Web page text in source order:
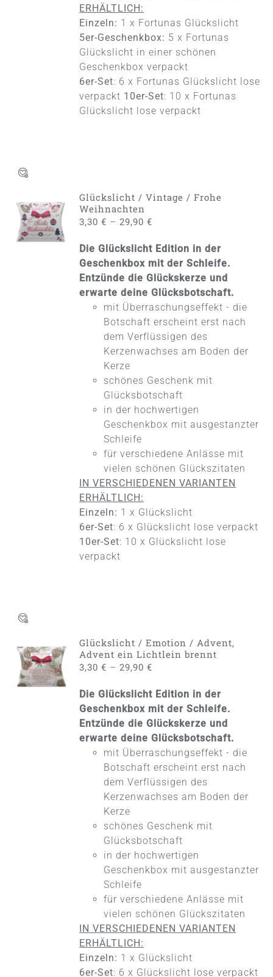
ERHÄLTLICH:
Einzeln: 1 x Fortunas Glückslicht
5er-Geschenkbox: 5 x Fortunas
Glückslicht in einer schönen
Geschenkbox verpackt
6er-Set: 6 x Fortunas Glückslicht lose
verpackt 10er-Set: 10 x Fortunas
Glückslicht lose verpackt
AUSFÜHRUNG
WÄHLEN
DIESES
PRODUKT
MEHRERE
VARIANTEN
PRODUKTSEITE
/
DETAILS
Glückslicht / Vintage / Frohe
Weihnachten
3,30€ –29,90€
Die Glückslicht Edition in der
Geschenkbox mit der Schleife.
Entzünde die Glückskerze und
erwarte deine Glücksbotschaft.
mit Überraschungseffekt - die
Botschaft erscheint erst nach
dem Verflüssigen des
Kerzenwachses am Boden der
Kerze
schönes Geschenk mit
Glücksbotschaft
in der hochwertigen
Geschenkbox mit ausgestanzter
Schleife
für verschiedene Anlässe mit
vielen schönen Glückszitaten
IN VERSCHIEDENEN VARIANTEN
ERHÄLTLICH:
Einzeln: 1 x Glückslicht
6er-Set: 6 x Glückslicht lose verpackt
10er-Set: 10 x Glückslicht lose
verpackt
AUSFÜHRUNG
WÄHLEN
DIESES
PRODUKT
MEHRERE
VARIANTEN
PRODUKTSEITE
/
DETAILS
Glückslicht / Emotion / Advent,
Advent ein Lichtlein brennt
3,30€ –29,90€
Die Glückslicht Edition in der
Geschenkbox mit der Schleife.
Entzünde die Glückskerze und
erwarte deine Glücksbotschaft.
mit Überraschungseffekt - die
Botschaft erscheint erst nach
dem Verflüssigen des
Kerzenwachses am Boden der
Kerze
schönes Geschenk mit
Glücksbotschaft
in der hochwertigen
Geschenkbox mit ausgestanzter
Schleife
für verschiedene Anlässe mit
vielen schönen Glückszitaten
IN VERSCHIEDENEN VARIANTEN
ERHÄLTLICH:
Einzeln: 1 x Glückslicht
6er-Set: 6 x Glückslicht lose verpackt